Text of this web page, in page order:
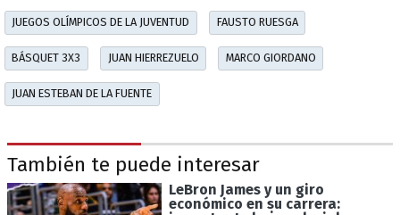
JUEGOS OLÍMPICOS DE LA JUVENTUD FAUSTO RUESGA
BÁSQUET 3X3 JUAN HIERREZUELO MARCO GIORDANO
JUAN ESTEBAN DE LA FUENTE
También te puede interesar
LeBron James y un giro
económico en su carrera: